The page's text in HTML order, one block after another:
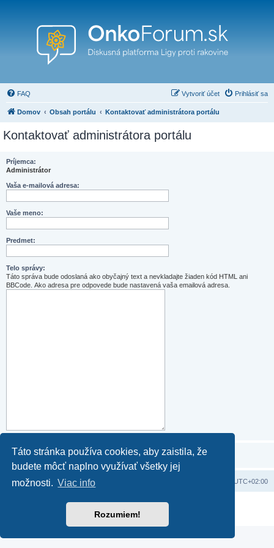
Táto stránka používa cookies, aby zaistila, že
budete môcť naplno využívať všetky jej
možnosti. Viac info
Rozumiem!
FAQ Prihlásiť sa
Vytvoriť účet
Domov Obsah portálu Kontaktovať administrátora portálu
Kontaktovať administrátora portálu
Príjemca:
Administrátor
Vaša e-mailová adresa:
Vaše meno:
Predmet:
Telo správy:
Táto správa bude odoslaná ako obyčajný text a nevkladajte žiaden kód HTML ani
BBCode. Ako adresa pre odpovede bude nastavená vaša emailová adresa.
Domov Obsah portálu UTC+02:00
Založené naphpBB® Forum Software © phpBB Limited
Súkromie|Podmienky